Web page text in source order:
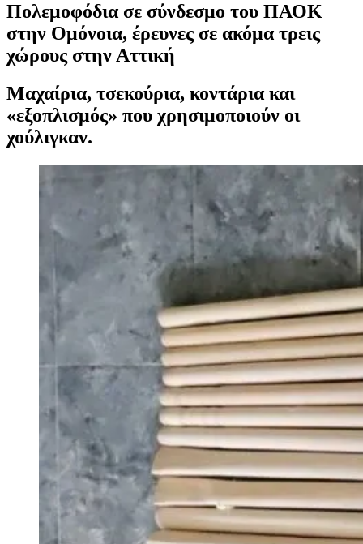
Πολεμοφόδια σε σύνδεσμο του ΠΑΟΚ
στην Ομόνοια, έρευνες σε ακόμα τρεις
χώρους στην Αττική
Μαχαίρια, τσεκούρια, κοντάρια και
«εξοπλισμός» που χρησιμοποιούν οι
χούλιγκαν.